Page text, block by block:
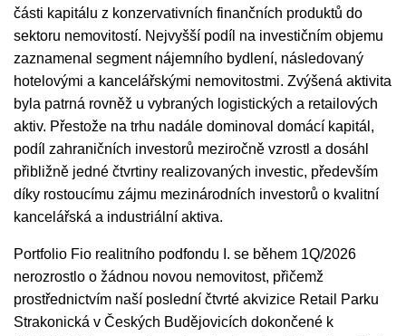
části kapitálu z konzervativních finančních produktů do
sektoru nemovitostí. Nejvyšší podíl na investičním objemu
zaznamenal segment nájemního bydlení, následovaný
hotelovými a kancelářskými nemovitostmi. Zvýšená aktivita
byla patrná rovněž u vybraných logistických a retailových
aktiv. Přestože na trhu nadále dominoval domácí kapitál,
podíl zahraničních investorů meziročně vzrostl a dosáhl
přibližně jedné čtvrtiny realizovaných investic, především
díky rostoucímu zájmu mezinárodních investorů o kvalitní
kancelářská a industriální aktiva.
Portfolio Fio realitního podfondu I. se během 1Q/2026
nerozrostlo o žádnou novou nemovitost, přičemž
prostřednictvím naší poslední čtvrté akvizice Retail Parku
Strakonická v Českých Budějovicích dokončené k